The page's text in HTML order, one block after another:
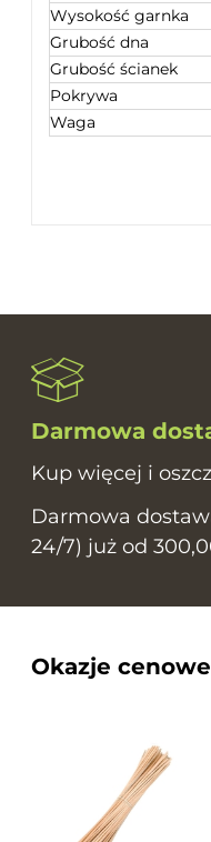
Wysokość garnka
Grubość dna
Grubość ścianek
Pokrywa
Waga
Darmowa
Kup więcej i
Darmowa
24/7) już od
Okazje cenowe